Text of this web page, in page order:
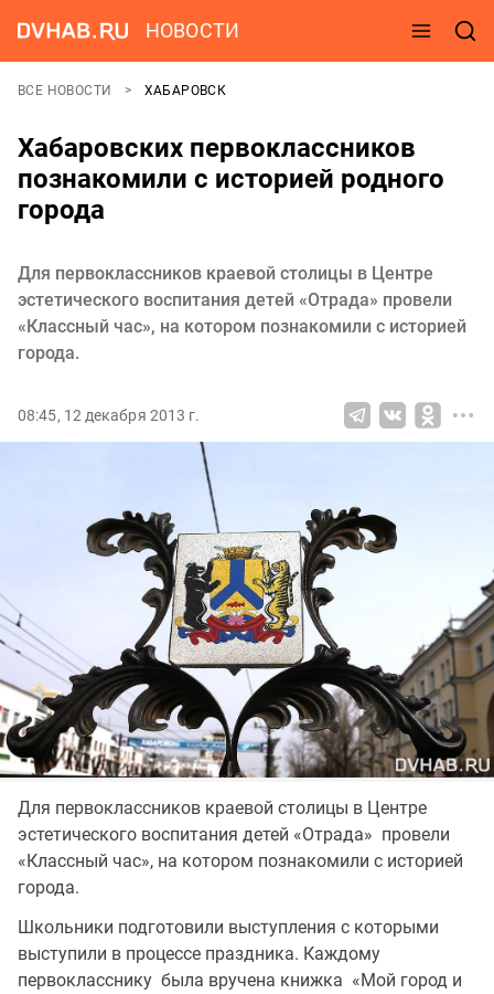
НОВОСТИ
ВСЕ НОВОСТИ ХАБАРОВСК
Хабаровских первоклассников
познакомили с историей родного
города
Для первоклассников краевой столицы в Центре
эстетического воспитания детей «Отрада» провели
«Классный час», на котором познакомили с историей
города.
08:45, 12 декабря 2013 г.
Для первоклассников краевой столицы в Центре
эстетического воспитания детей «Отрада» провели
«Классный час», на котором познакомили с историей
города.
Школьники подготовили выступления с которыми
выступили в процессе праздника. Каждому
первокласснику была вручена книжка «Мой город и